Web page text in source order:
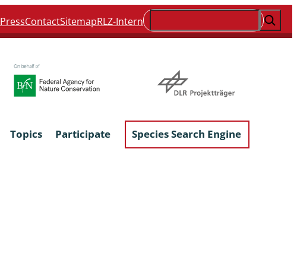
PressContactSitemapRLZ-InternSuchen
Topics Participate Species Search Engine